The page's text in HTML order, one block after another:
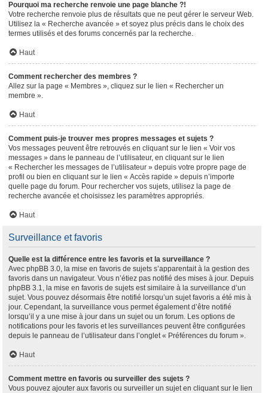
Pourquoi ma recherche renvoie une page blanche ?!
Votre recherche renvoie plus de résultats que ne peut gérer le serveur Web.
Utilisez la « Recherche avancée » et soyez plus précis dans le choix des
termes utilisés et des forums concernés par la recherche.
Haut
Comment rechercher des membres ?
Allez sur la page « Membres », cliquez sur le lien « Rechercher un
membre ».
Haut
Comment puis-je trouver mes propres messages et sujets ?
Vos messages peuvent être retrouvés en cliquant sur le lien « Voir vos
messages » dans le panneau de l’utilisateur, en cliquant sur le lien
« Rechercher les messages de l’utilisateur » depuis votre propre page de
profil ou bien en cliquant sur le lien « Accès rapide » depuis n’importe
quelle page du forum. Pour rechercher vos sujets, utilisez la page de
recherche avancée et choisissez les paramètres appropriés.
Haut
Surveillance et favoris
Quelle est la différence entre les favoris et la surveillance ?
Avec phpBB 3.0, la mise en favoris de sujets s’apparentait à la gestion des
favoris dans un navigateur. Vous n’étiez pas notifié des mises à jour. Depuis
phpBB 3.1, la mise en favoris de sujets est similaire à la surveillance d’un
sujet. Vous pouvez désormais être notifié lorsqu’un sujet favoris a été mis à
jour. Cependant, la surveillance vous permet également d’être notifié
lorsqu’il y a une mise à jour dans un sujet ou un forum. Les options de
notifications pour les favoris et les surveillances peuvent être configurées
depuis le panneau de l’utilisateur dans l’onglet « Préférences du forum ».
Haut
Comment mettre en favoris ou surveiller des sujets ?
Vous pouvez ajouter aux favoris ou surveiller un sujet en cliquant sur le lien